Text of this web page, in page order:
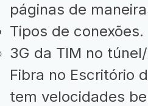
páginas de
Tipos de conexões.
3G da TIM no
Fibra no Escritório
tem velocidades